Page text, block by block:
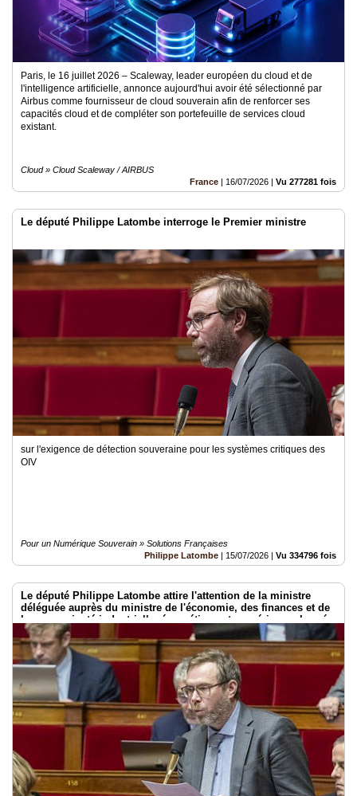
Paris, le 16 juillet 2026 – Scaleway, leader européen du cloud et de
l'intelligence artificielle, annonce aujourd'hui avoir été sélectionné par
Airbus comme fournisseur de cloud souverain afin de renforcer ses
capacités cloud et de compléter son portefeuille de services cloud
existant.
Cloud » Cloud Scaleway / AIRBUS
France | 16/07/2026 | Vu 277281 fois
Le député Philippe Latombe interroge le Premier ministre
sur l'exigence de détection souveraine pour les systèmes critiques des
OIV
Pour un Numérique Souverain » Solutions Françaises
Philippe Latombe | 15/07/2026 | Vu 334796 fois
Le député Philippe Latombe attire l'attention de la ministre
déléguée auprès du ministre de l'économie, des finances et de
la souveraineté industrielle, énergétique et numérique, chargée
de l'intelligence artificielle et du numérique